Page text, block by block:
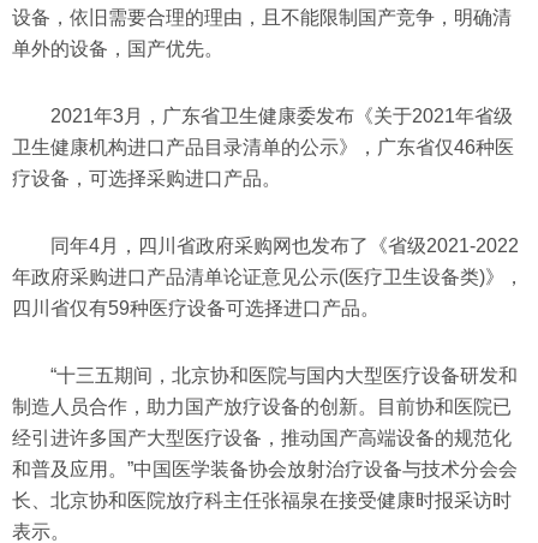
设备，依旧需要合理的理由，且不能限制国产竞争，明确清
单外的设备，国产优先。
2021年3月，广东省卫生健康委发布《关于2021年省级
卫生健康机构进口产品目录清单的公示》，广东省仅46种医
疗设备，可选择采购进口产品。
同年4月，四川省政府采购网也发布了《省级2021-2022
年政府采购进口产品清单论证意见公示(医疗卫生设备类)》，
四川省仅有59种医疗设备可选择进口产品。
“十三五期间，北京协和医院与国内大型医疗设备研发和
制造人员合作，助力国产放疗设备的创新。目前协和医院已
经引进许多国产大型医疗设备，推动国产高端设备的规范化
和普及应用。”中国医学装备协会放射治疗设备与技术分会会
长、北京协和医院放疗科主任张福泉在接受健康时报采访时
表示。